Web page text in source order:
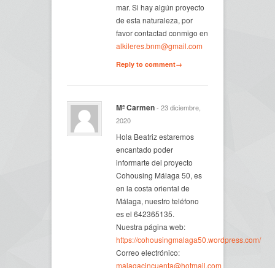
mar. Si hay algún proyecto
de esta naturaleza, por
favor contactad conmigo en
alkileres.bnm@gmail.com
Reply to comment→
Mª Carmen- 23 diciembre,
2020
Hola Beatriz estaremos
encantado poder
informarte del proyecto
Cohousing Málaga 50, es
en la costa oriental de
Málaga, nuestro teléfono
es el 642365135.
Nuestra página web:
https://cohousingmalaga50.wordpress.com/
Correo electrónico:
malagacincuenta@hotmail.com